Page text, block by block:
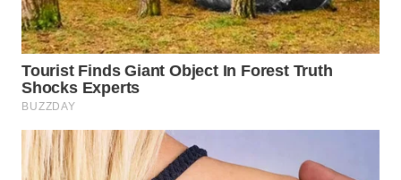
WN
NATUNA
WN
WN